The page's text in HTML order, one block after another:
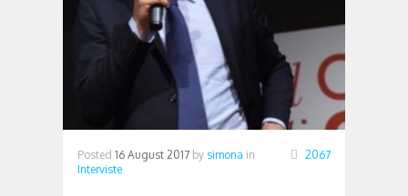
Posted 16 August 2017 by simona in
Interviste
2067